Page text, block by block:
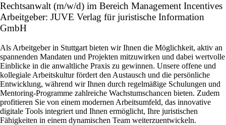
Rechtsanwalt (m/w/d) im Bereich Management Incentives
Arbeitgeber: JUVE Verlag für juristische Information
GmbH
Als Arbeitgeber in Stuttgart bieten wir Ihnen die Möglichkeit, aktiv an
spannenden Mandaten und Projekten mitzuwirken und dabei wertvolle
Einblicke in die anwaltliche Praxis zu gewinnen. Unsere offene und
kollegiale Arbeitskultur fördert den Austausch und die persönliche
Entwicklung, während wir Ihnen durch regelmäßige Schulungen und
Mentoring-Programme zahlreiche Wachstumschancen bieten. Zudem
profitieren Sie von einem modernen Arbeitsumfeld, das innovative
digitale Tools integriert und Ihnen ermöglicht, Ihre juristischen
Fähigkeiten in einem dynamischen Team weiterzuentwickeln.